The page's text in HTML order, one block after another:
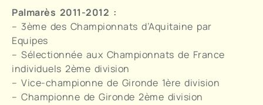
Palmarès 2011-2012 :
– 3ème des Championnats d’Aquitaine par
Equipes
– Sélectionnée aux Championnats de France
individuels 2ème division
– Vice-championne de Gironde 1ère division
– Championne de Gironde 2ème division